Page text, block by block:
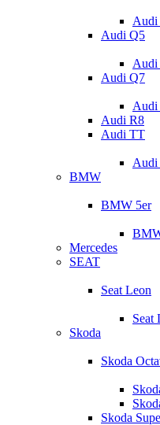
Audi
Audi Q5
Audi
Audi Q7
Audi
Audi R8
Audi TT
Audi
BMW
BMW 5er
Mercedes
SEAT
Seat Leon
Seat
Skoda
Skoda
Skoda